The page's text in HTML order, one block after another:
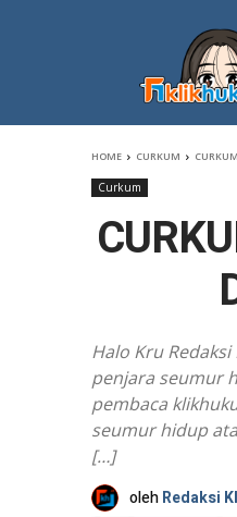
HOME CURKUM
Curkum
Halo Kru
penjara seumur
pembaca
seumur hidup
[…]
olehRedaksi